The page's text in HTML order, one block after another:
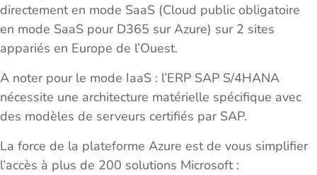
directement en mode SaaS (Cloud public obligatoire
en mode SaaS pour D365 sur Azure) sur 2 sites
appariés en Europe de l’Ouest.
A noter pour le mode IaaS : l’ERP SAP S/4HANA
nécessite une architecture matérielle spécifique avec
des modèles de serveurs certifiés par SAP.
La force de la plateforme Azure est de vous simplifier
l’accès à plus de 200 solutions Microsoft :